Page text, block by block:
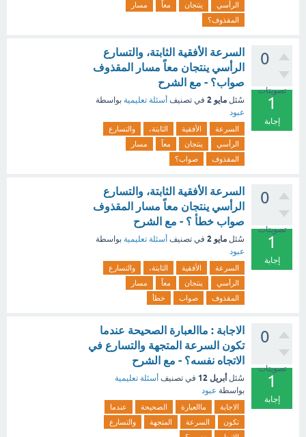
الرأسي
ينتجان معاً
مسار
المقذوف؟
0
تصويتات
1
إجابة
السرعة الأفقية الثابتة، والتسارع
الرأسي ينتجان معاً مسار المقذوف
صواب؟ - مع الشرح
سُئل مايو 2 في تصنيف أسئلة تعليمية بواسطة
عبود
السرعة الأفقية الثابتة،
والتسارع
الرأسي
ينتجان معاً
مسار
المقذوف
صواب؟
0
تصويتات
1
إجابة
السرعة الأفقية الثابتة، والتسارع
الرأسي ينتجان معاً مسار المقذوف
صواب خطأ ؟ - مع الشرح
سُئل مايو 2 في تصنيف أسئلة تعليمية بواسطة
عبود
السرعة الأفقية الثابتة،
والتسارع
الرأسي
ينتجان معاً
مسار
المقذوف
صواب خطأ
0
تصويتات
1
إجابة
الاجابة : ماالعبارة الصحيحة عندما
تكون السرعة المتجهة والتسارع في
الاتجاه نفسه؟ - مع الشرح
سُئل أبريل 12 في تصنيف أسئلة تعليمية
بواسطة عبود
الاجابة ماالعبارة الصحيحة
عندما
تكون
السرعة المتجهة
والتسارع